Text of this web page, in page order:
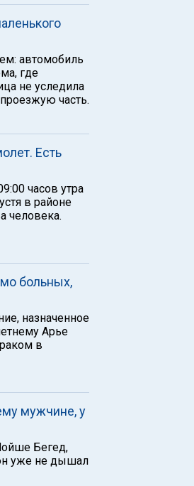
автомобиль
где
не уследила
часть.
Есть
часов утра
в районе
человека.
больных,
назначенное
Арье
в
мужчине, у
Бегед,
уже не дышал